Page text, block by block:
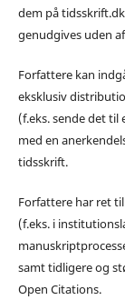
dem på
genudgives uden
Forfattere kan
eksklusiv
(f.eks. sende det
med en
tidsskrift.
Forfattere har ret
(f.eks. i
samt tidligere og
Open Citations.